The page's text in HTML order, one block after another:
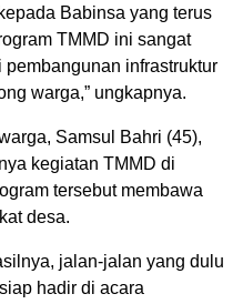
Babinsa yang terus
TMMD ini sangat
infrastruktur
warga,” ungkapnya.
Samsul Bahri (45),
kegiatan TMMD di
tersebut membawa
desa.
jalan-jalan yang dulu
hadir di acara